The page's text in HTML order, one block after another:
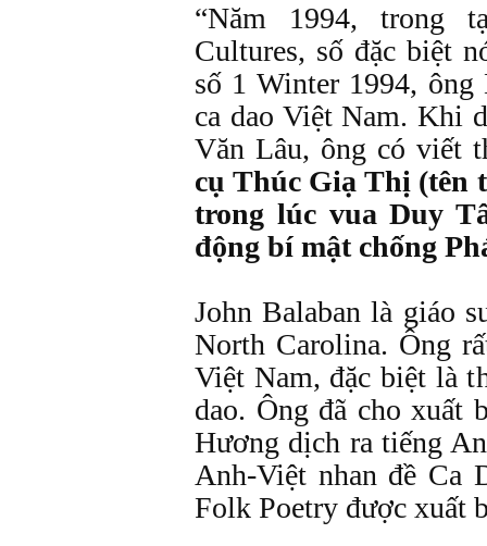
“Năm 1994, trong
Cultures, số đặc biệt
số 1 Winter 1994, ông
ca dao Việt Nam. Khi
Văn Lâu, ông có viết
cụ Thúc Giạ Thị (tên
trong lúc vua Duy
động bí mật chống
John Balaban là giáo
North Carolina. Ông
Việt Nam, đặc biệt là
dao. Ông đã cho xuất
Hương dịch ra tiếng
Anh-Việt nhan đề Ca
Folk Poetry được xuất